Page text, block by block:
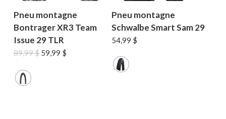
Pneu montagne
Bontrager XR3 Team
Issue 29 TLR
89,99$ Le
59,99 $Le
Pneu montagne
Schwalbe Smart Sam 29
54,99 $